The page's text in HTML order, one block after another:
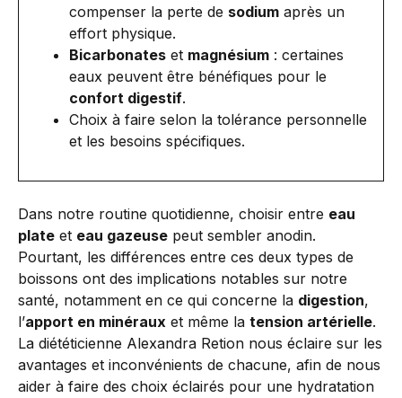
compenser la perte de sodium après un
effort physique.
Bicarbonates et magnésium : certaines
eaux peuvent être bénéfiques pour le
confort digestif.
Choix à faire selon la tolérance personnelle
et les besoins spécifiques.
Dans notre routine quotidienne, choisir entre eau
plate et eau gazeuse peut sembler anodin.
Pourtant, les différences entre ces deux types de
boissons ont des implications notables sur notre
santé, notamment en ce qui concerne la digestion,
l’apport en minéraux et même la tension artérielle.
La diététicienne Alexandra Retion nous éclaire sur les
avantages et inconvénients de chacune, afin de nous
aider à faire des choix éclairés pour une hydratation